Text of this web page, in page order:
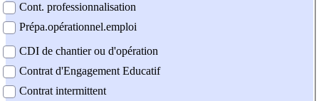
Cont. professionnalisation
Prépa.opérationnel.emploi
CDI de chantier ou d'opération
Contrat d'Engagement Educatif
Contrat intermittent